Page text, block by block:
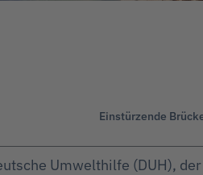
Einstürzende
Umwelthilfe (DUH),